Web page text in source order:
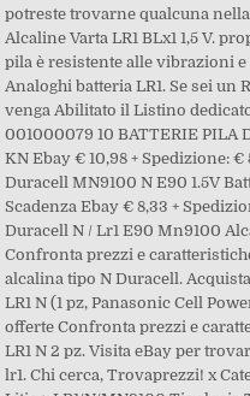
potreste trovarne qualcuna
Alcaline Varta LR1 BLx1 1,5 V.
pila è resistente alle vibrazioni e
Analoghi batteria LR1. Se sei
venga Abilitato il Listino
001000079 10 BATTERIE PILA
KN Ebay € 10,98 + Spedizione:
Duracell MN9100 N E90 1.5V
Scadenza Ebay € 8,33 +
Duracell N / Lr1 E90 Mn9100
Confronta prezzi e
alcalina tipo N Duracell.
LR1 N (1 pz, Panasonic Cell
offerte Confronta prezzi e
LR1 N 2 pz. Visita eBay per
lr1. Chi cerca, Trovaprezzi! x